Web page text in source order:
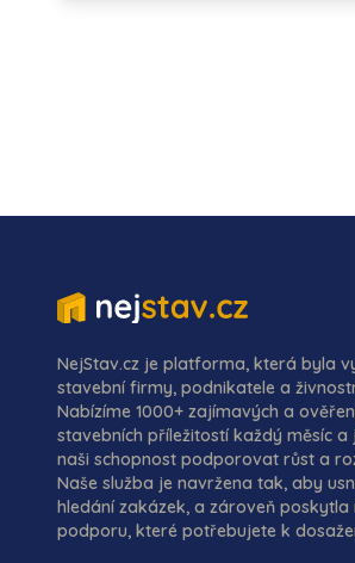
NejStav.cz je platforma, která byla
stavební firmy, podnikatele a
Nabízíme 1000+ zajímavých a
stavebních příležitostí každý měsíc a
naši schopnost podporovat růst a
Naše služba je navržena tak, aby
hledání zakázek, a zároveň poskytla
podporu, které potřebujete k